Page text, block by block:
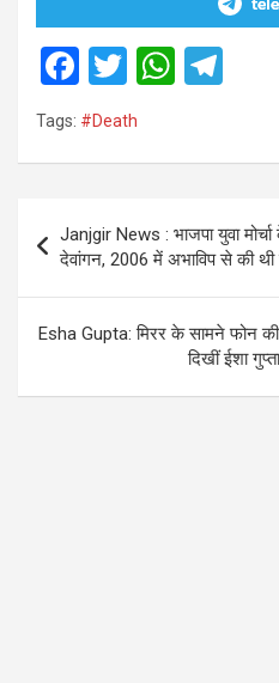
F
a
ce
o
o
k
T
wi
tt
W
A
p
p
a
m
Tags: #Death
navigation
Janjgir News : भाजपा युवा
देवांगन, 2006 में अभाविप से की
Esha Gupta: मिरर के सामने फोन
दिखीं ईशा